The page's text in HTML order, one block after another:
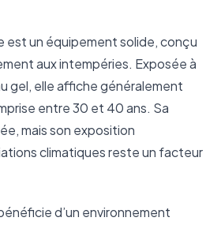
est un équipement solide, conçu
aux intempéries. Exposée à
gel, elle affiche généralement
entre 30 et 40 ans. Sa
mais son exposition
climatiques reste un facteur
d’un environnement